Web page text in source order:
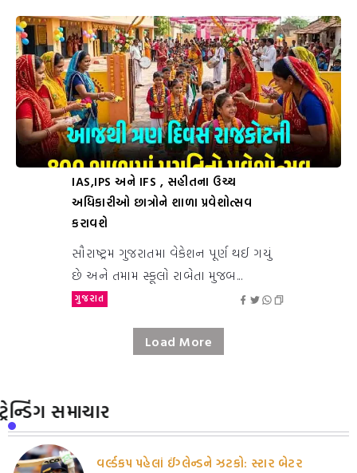
IAS,IPS અને IFS , સહીતના ઉચ્ચ
અધિકારીઓ છાત્રોને શાળા પ્રવેશોત્સવ
કરાવશે
સૌરાષ્ટ્રમ ગુજરાતમા વેકેશન પૂર્ણ થઈ ગયું
છે અને તમામ સ્કૂલો રાબેતા મુજબ...
ગુજરાત
Load More
ટ્રેન્ડિંગ સમાચાર
વર્લ્ડકપ પહેલાં ઈંગ્લેન્ડને ઝટકો: સ્ટાર બેટર